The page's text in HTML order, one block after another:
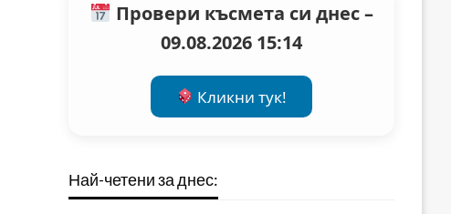
Провери късмета си днес –
09.08.2026 15:14
Кликни тук!
Най-четени за днес: